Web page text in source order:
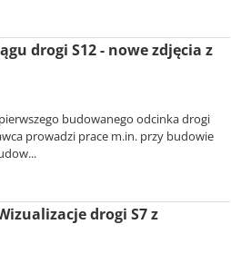
drogi S12 - nowe zdjęcia z
budowanego odcinka drogi
prowadzi prace m.in. przy budowie
drogi S7 z